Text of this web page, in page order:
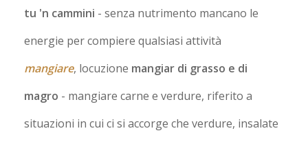
tu 'n cammini - senza nutrimento mancano le
energie per compiere qualsiasi attività
mangiare, locuzione mangiar di grasso e di
magro - mangiare carne e verdure, riferito a
situazioni in cui ci si accorge che verdure, insalate